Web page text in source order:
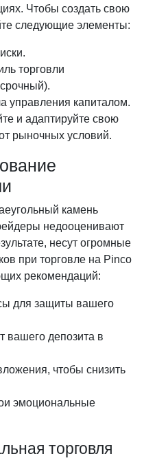
Чтобы создать свою
следующие элементы:
торговли
управления капиталом.
и адаптируйте свою
рыночных условий.
камень
недооценивают
несут огромные
при торговле на Pinco
рекомендаций:
для защиты вашего
вашего депозита в
чтобы снизить
эмоциональные
торговля